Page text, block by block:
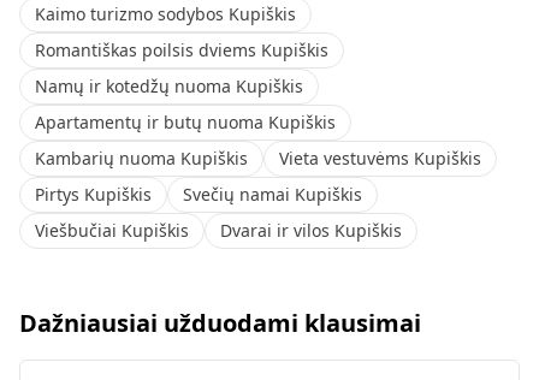
Kaimo turizmo sodybos Kupiškis
Romantiškas poilsis dviems Kupiškis
Namų ir kotedžų nuoma Kupiškis
Apartamentų ir butų nuoma Kupiškis
Kambarių nuoma Kupiškis
Vieta vestuvėms Kupiškis
Pirtys Kupiškis
Svečių namai Kupiškis
Viešbučiai Kupiškis
Dvarai ir vilos Kupiškis
Dažniausiai užduodami klausimai